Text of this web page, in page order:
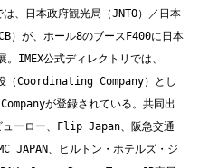
日本政府観光局（JNTO）／日本
）が、ホール8のブースF400に日本
IMEX公式ディレクトリでは、
（Coordinating Company）とし
が登録されている。共同出
ューロー、Flip Japan、阪急交通
JAPAN、ヒルトン・ホテルズ・ジ